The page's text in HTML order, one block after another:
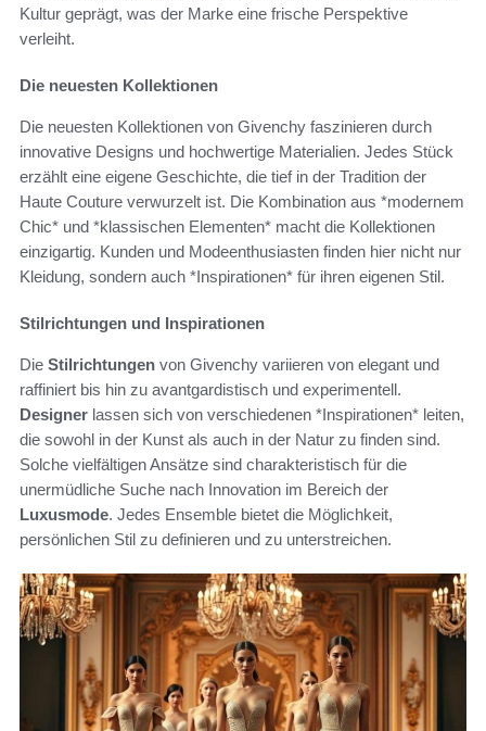
Kultur geprägt, was der Marke eine frische Perspektive
verleiht.
Die neuesten Kollektionen
Die neuesten Kollektionen von Givenchy faszinieren durch
innovative Designs und hochwertige Materialien. Jedes Stück
erzählt eine eigene Geschichte, die tief in der Tradition der
Haute Couture verwurzelt ist. Die Kombination aus *modernem
Chic* und *klassischen Elementen* macht die Kollektionen
einzigartig. Kunden und Modeenthusiasten finden hier nicht nur
Kleidung, sondern auch *Inspirationen* für ihren eigenen Stil.
Stilrichtungen und Inspirationen
Die Stilrichtungen von Givenchy variieren von elegant und
raffiniert bis hin zu avantgardistisch und experimentell.
Designer lassen sich von verschiedenen *Inspirationen* leiten,
die sowohl in der Kunst als auch in der Natur zu finden sind.
Solche vielfältigen Ansätze sind charakteristisch für die
unermüdliche Suche nach Innovation im Bereich der
Luxusmode. Jedes Ensemble bietet die Möglichkeit,
persönlichen Stil zu definieren und zu unterstreichen.